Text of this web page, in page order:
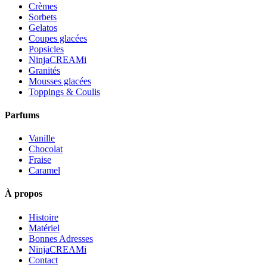
Crèmes
Sorbets
Gelatos
Coupes glacées
Popsicles
NinjaCREAMi
Granités
Mousses glacées
Toppings & Coulis
Parfums
Vanille
Chocolat
Fraise
Caramel
À propos
Histoire
Matériel
Bonnes Adresses
NinjaCREAMi
Contact